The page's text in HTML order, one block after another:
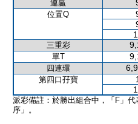
連贏
位置Q
三重彩
單T
四連環
第四口孖寶
派彩備註：於勝出組合中，「F」
序」。